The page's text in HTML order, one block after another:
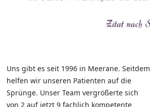
Uns gibt es seit 1996 in Meerane. Seitdem
helfen wir unseren Patienten auf die
Sprünge. Unser Team vergrößerte sich
von 2 auf jetzt 9 fachlich kompetente